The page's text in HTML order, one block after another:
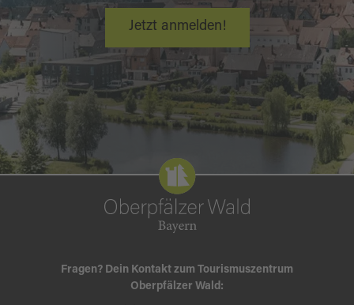
Jetzt anmelden!
Fragen? Dein Kontakt zum Tourismuszentrum
Oberpfälzer Wald: